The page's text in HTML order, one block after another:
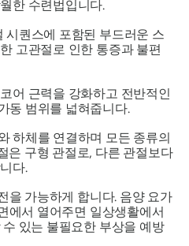
한 수련법입니다.
시퀀스에 포함된 부드러운 스
고관절로 인한 통증과 불편
코어 근력을 강화하고 전반적인
동 범위를 넓혀줍니다.
하체를 연결하며 모든 종류의
은 구형 관절로, 다른 관절보다
다.
을 가능하게 합니다. 음양 요가
에서 열어주면 일상생활에서
있는 불필요한 부상을 예방